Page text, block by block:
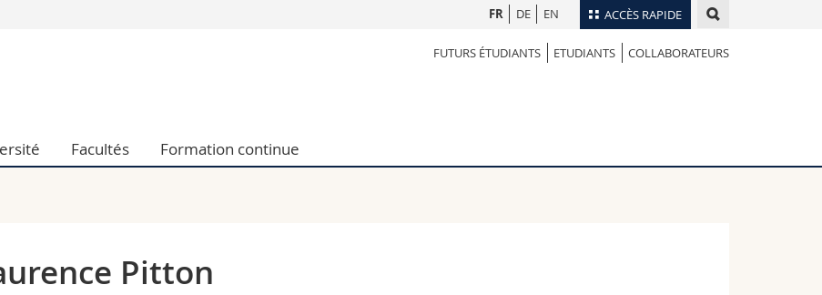
ACCÈS RAPIDE
sciences humaines
l'éducation et de la formation
Collaborateurs
Annuaire du personnel
Programme des cours
FR DE EN
FUTURS ÉTUDIANTS ETUDIANTS COLLABORATEURS
Facultés Formation continue
Pitton